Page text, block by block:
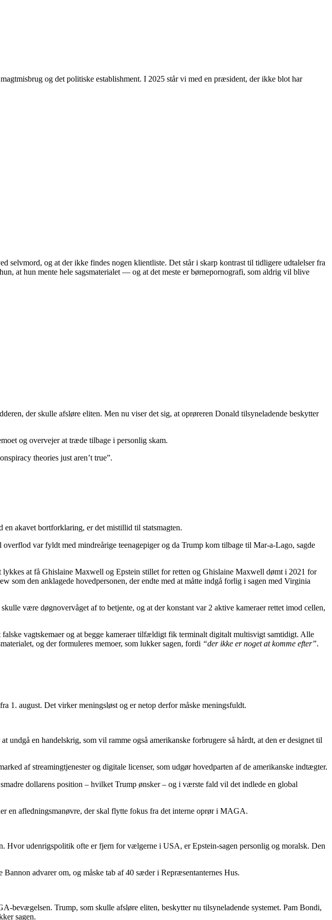
og det politiske establishment. I 2025 står vi med en præsident, der ikke blot har
selvmord, og at der ikke findes nogen klientliste. Det står i skarp kontrast til tidligere udtalelser fra
at hun mente hele sagsmaterialet — og at det meste er børnepornografi, som aldrig vil blive
der skulle afsløre eliten. Men nu viser det sig, at oprøreren Donald tilsyneladende beskytter
og overvejer at træde tilbage i personlig skam.
theories just aren’t true”.
akavet bortforklaring, er det mistillid til statsmagten.
var fyldt med mindreårige teenagepiger og da Trump kom tilbage til Mar-a-Lago, sagde
at få Ghislaine Maxwell og Epstein stillet for retten og Ghislaine Maxwell dømt i 2021 for
den anklagede hovedpersonen, der endte med at måtte indgå forlig i sagen med Virginia
være døgnovervåget af to betjente, og at der konstant var 2 aktive kameraer rettet imod cellen,
vagtskemaer og at begge kameraer tilfældigt fik terminalt digitalt multisvigt samtidigt. Alle
og der formuleres memoer, som lukker sagen, fordi “der ikke er noget at komme efter”.
1. august. Det virker meningsløst og er netop derfor måske meningsfuldt.
en handelskrig, som vil ramme også amerikanske forbrugere så hårdt, at den er designet til
af streamingtjenester og digitale licenser, som udgør hovedparten af de amerikanske indtægter.
dollarens position – hvilket Trump ønsker – og i værste fald vil det indlede en global
en afledningsmanøvre, der skal flytte fokus fra det interne oprør i MAGA.
Hvor udenrigspolitik ofte er fjern for vælgerne i USA, er Epstein-sagen personlig og moralsk. Den
advarer om, og måske tab af 40 sæder i Repræsentanternes Hus.
Trump, som skulle afsløre eliten, beskytter nu tilsyneladende systemet. Pam Bondi,
sagen.